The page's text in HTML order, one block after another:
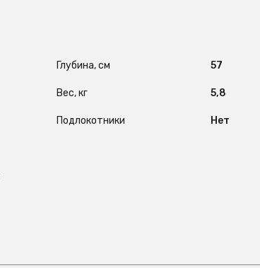
Глубина, см 57
Вес, кг 5,8
Подлокотники Нет